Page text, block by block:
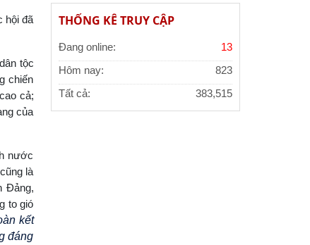
hội đã
tộc
chiến
cả;
của
nước
là
Đảng,
to gió
kết
đáng
THỐNG KÊ TRUY CẬP
Đang online: 13
Hôm nay: 823
Tất cả: 383,515